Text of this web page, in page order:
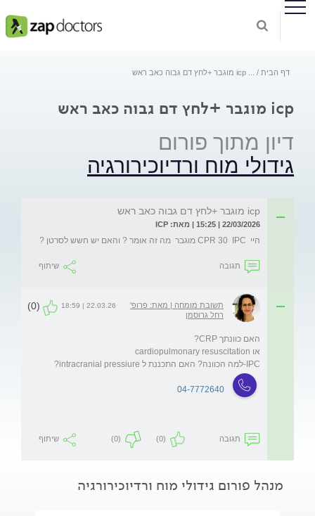
דף הבית icp מוגבר +לחץ דם גבוה כאב ראש
icp מוגבר +לחץ דם גבוה כאב ראש
דיון מתוך פורום
גידולי מוח ורדיוכירורגיה
icp מוגבר +לחץ דם גבוה כאב ראש
22/03/2026 | 15:25 | מאת: ICP
היי  CPR 30  IPC מוגבר  מה זה אומר ? והאם יש חשש לסרטן ?
תגובה שיתוף
תשובת מומחה | מאת: פרופ'
רחל גרוסמן
22.03.26 | 18:59
(0)
IPC-למה הכוונה? האם התכננת ל intracranial pressiure?
04-7772640
תגובה (0)
(0) שיתוף
מנהל פורום גידולי מוח ורדיוכירורגיה